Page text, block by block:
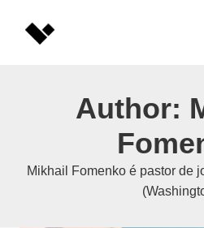
Author:
Mikhail Fomenko é pastor de